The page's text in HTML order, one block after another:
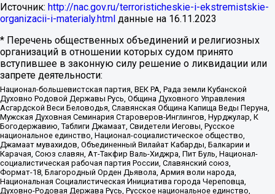
Источник: http://nac.gov.ru/terroristicheskie-i-ekstremistskie-
organizacii-i-materialy.html данные на 16.11.2023
* Перечень общественных объединений и религиозных
организаций в отношении которых судом принято
вступившее в законную силу решение о ликвидации или
запрете деятельности:
Национал-большевистская партия, ВЕК РА, Рада земли Кубанской
Духовно Родовой Державы Русь, Община Духовного Управления
Асгардской Веси Беловодья, Славянская Община Капища Веды Перуна,
Мужская Духовная Семинария Староверов-Инглингов, Нурджулар, К
Богодержавию, Таблиги Джамаат, Свидетели Иеговы, Русское
национальное единство, Национал-социалистическое общество,
Джамаат мувахидов, Объединенный Вилайат Кабарды, Балкарии и
Карачая, Союз славян, Ат-Такфир Валь-Хиджра, Пит Буль, Национал-
социалистическая рабочая партия России, Славянский союз,
Формат-18, Благородный Орден Дьявола, Армия воли народа,
Национальная Социалистическая Инициатива города Череповца,
Духовно-Родовая Держава Русь, Русское национальное единство,